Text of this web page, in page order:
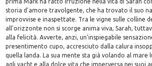
storia d'amore travolgente, che ha trovato il suo
improvvise e inaspettate. Tra le vigne sulle colline
all'orizzonte non si scorge anima viva, Sarah,
alla felicità. Avverte, anzi, un'inspiegabile
presentimento cupo, accresciuto dalla calura
quella landa. La sua mente sta già volando al mare
agli yacht e alla dolce vita che imperversa nei suoi